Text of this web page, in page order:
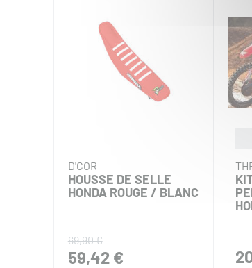
D'COR
HOUSSE DE SELLE
HONDA ROUGE / BLANC
69,90 €
59,42 €